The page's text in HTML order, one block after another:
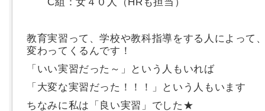
教育実習って、学校や教科指導をする人によって
変わってくるんです！
「いい実習だった～」という人もいれば
「大変な実習だった！！！」という人もいます
ちなみに私は「良い実習」でした★